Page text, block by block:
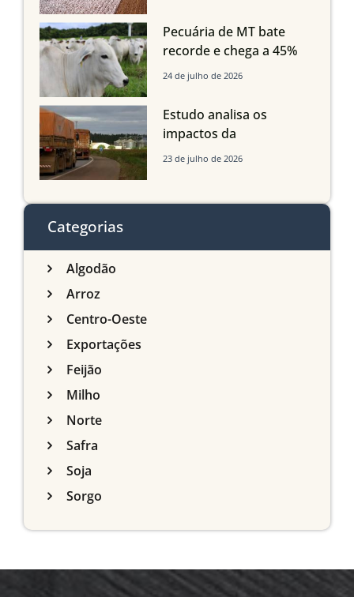
Maranhão
Pecuária de MT bate
recorde e chega a 45%
dos bovinos abatidos
24 de julho de 2026
Estudo analisa os
impactos da
infraestrutura logística
do Sul
23 de julho de 2026
Categorias
Algodão
Arroz
Centro-Oeste
Exportações
Feijão
Milho
Norte
Safra
Soja
Sorgo